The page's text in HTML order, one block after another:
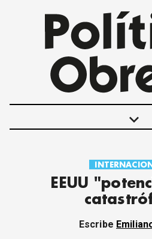
keyboard_arrow_down
MOVIMIENTO
EEUU
Escribe